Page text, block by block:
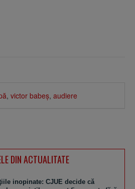
, victor babeş, audiere
DIN ACTUALITATE
inopinate: CJUE decide că